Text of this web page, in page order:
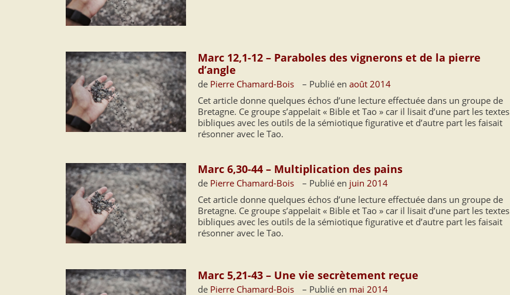
Marc 12,1-12 – Paraboles des vignerons et de la pierre
d’angle
de Pierre Chamard-Bois – Publié enaoût 2014
Cet article donne quelques échos d’une lecture effectuée dans un groupe de
Bretagne. Ce groupe s’appelait « Bible et Tao » car il lisait d’une part les textes
bibliques avec les outils de la sémiotique figurative et d’autre part les faisait
résonner avec le Tao.
Marc 6,30-44 – Multiplication des pains
de Pierre Chamard-Bois – Publié en juin 2014
Cet article donne quelques échos d’une lecture effectuée dans un groupe de
Bretagne. Ce groupe s’appelait « Bible et Tao » car il lisait d’une part les textes
bibliques avec les outils de la sémiotique figurative et d’autre part les faisait
résonner avec le Tao.
Marc 5,21-43 – Une vie secrètement reçue
de Pierre Chamard-Bois – Publié en mai 2014